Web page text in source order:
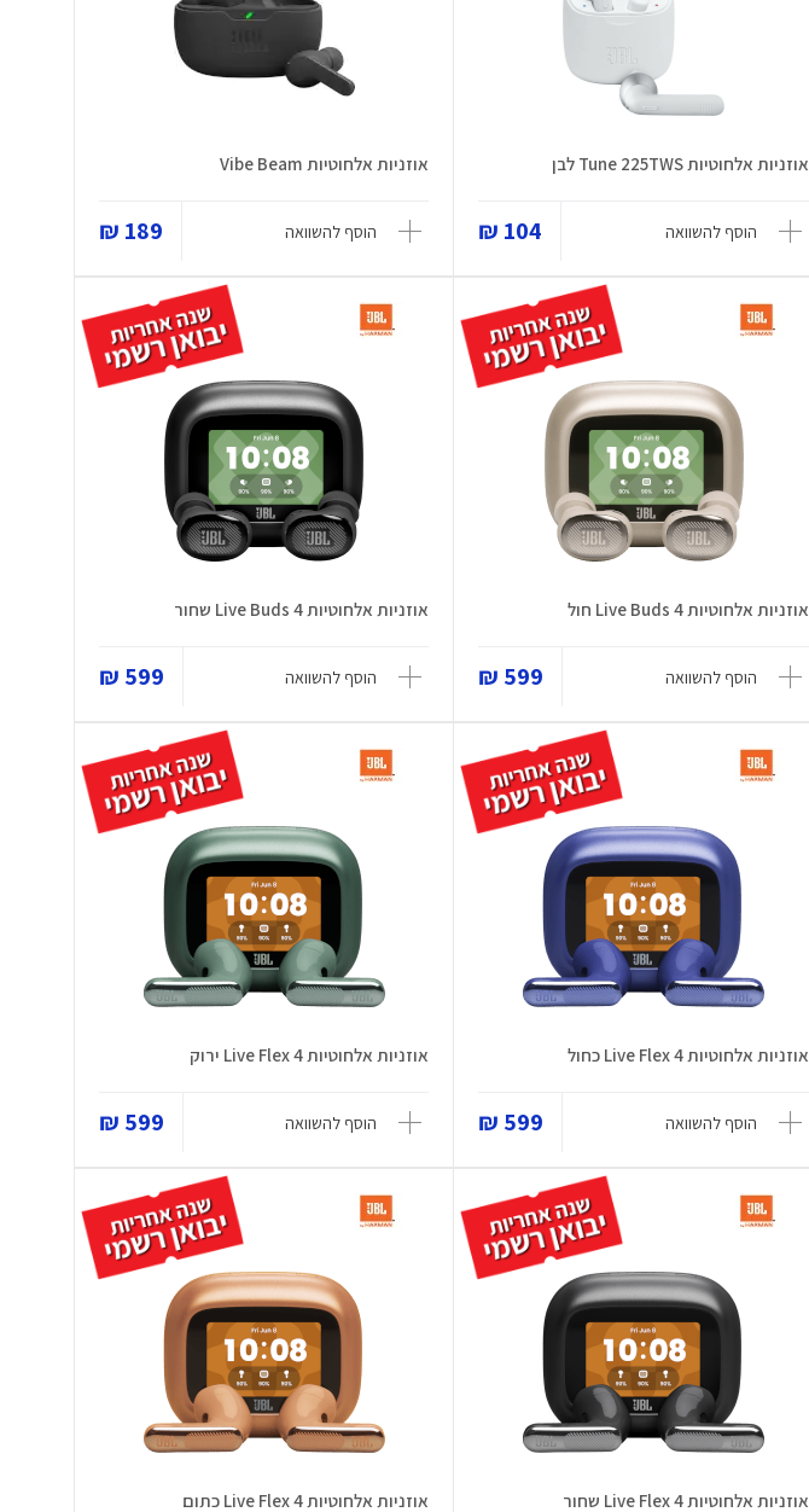
אוזניות אלחוטיות Tune 225TWS לבן
הוסף להשוואה 104 ₪
אוזניות אלחוטיות Vibe Beam
הוסף להשוואה 189 ₪
אוזניות אלחוטיות Live Buds 4 חול
הוסף להשוואה 599 ₪
אוזניות אלחוטיות Live Buds 4 שחור
הוסף להשוואה 599 ₪
אוזניות אלחוטיות Live Flex 4 כחול
הוסף להשוואה 599 ₪
אוזניות אלחוטיות Live Flex 4 ירוק
הוסף להשוואה 599 ₪
אוזניות אלחוטיות Live Flex 4 שחור אוזניות אלחוטיות Live Flex 4 כתום